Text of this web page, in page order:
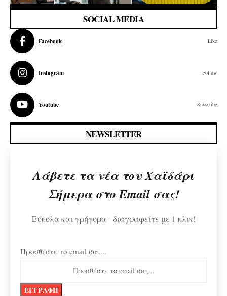
SOCIAL MEDIA
Facebook Like
Instagram Follow
Youtube Subscribe
NEWSLETTER
Λάβετε τα νέα του Χαϊδάρι
Σήμερα στο Email σας!
Εύκολα και γρήγορα - διαγραφείτε με 1 κλικ!
Προσθέστε το email σας...